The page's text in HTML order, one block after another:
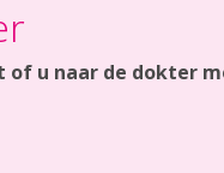
of u naar de dokter